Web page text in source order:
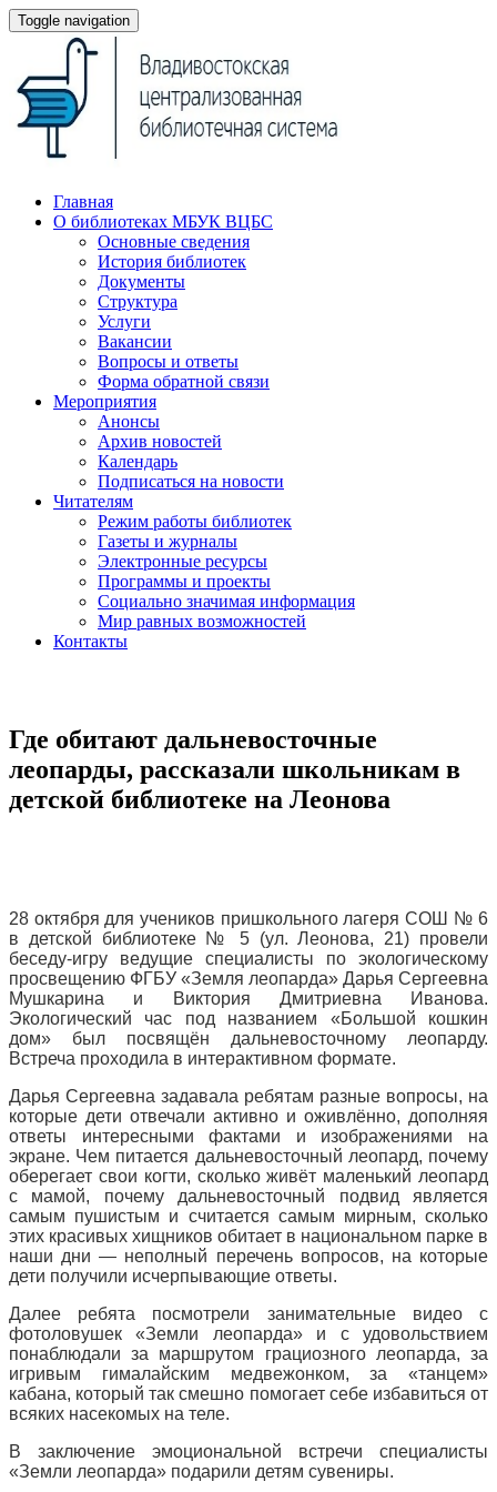
Toggle navigation
Главная
О библиотеках МБУК ВЦБС
Основные сведения
История библиотек
Документы
Структура
Услуги
Вакансии
Вопросы и ответы
Форма обратной связи
Мероприятия
Анонсы
Архив новостей
Календарь
Подписаться на новости
Читателям
Режим работы библиотек
Газеты и журналы
Электронные ресурсы
Программы и проекты
Социально значимая информация
Мир равных возможностей
Контакты
Где обитают дальневосточные
леопарды, рассказали школьникам в
детской библиотеке на Леонова
28 октября для учеников пришкольного лагеря СОШ № 6
в детской библиотеке № 5 (ул. Леонова, 21) провели
беседу-игру ведущие специалисты по экологическому
просвещению ФГБУ «Земля леопарда» Дарья Сергеевна
Мушкарина и Виктория Дмитриевна Иванова.
Экологический час под названием «Большой кошкин
дом» был посвящён дальневосточному леопарду.
Встреча проходила в интерактивном формате.
Дарья Сергеевна задавала ребятам разные вопросы, на
которые дети отвечали активно и оживлённо, дополняя
ответы интересными фактами и изображениями на
экране. Чем питается дальневосточный леопард, почему
оберегает свои когти, сколько живёт маленький леопард
с мамой, почему дальневосточный подвид является
самым пушистым и считается самым мирным, сколько
этих красивых хищников обитает в национальном парке в
наши дни — неполный перечень вопросов, на которые
дети получили исчерпывающие ответы.
Далее ребята посмотрели занимательные видео с
фотоловушек «Земли леопарда» и с удовольствием
понаблюдали за маршрутом грациозного леопарда, за
игривым гималайским медвежонком, за «танцем»
кабана, который так смешно помогает себе избавиться от
всяких насекомых на теле.
В заключение эмоциональной встречи специалисты
«Земли леопарда» подарили детям сувениры.